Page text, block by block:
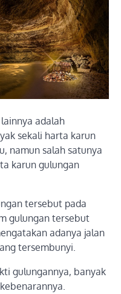
adalah
sekali harta karun
namun salah satunya
karun gulungan
tersebut pada
gulungan tersebut
adanya jalan
tersembunyi.
gulungannya, banyak